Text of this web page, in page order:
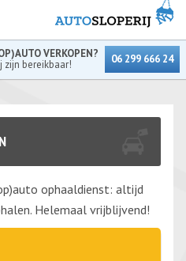
VERKOPEN?
zijn bereikbaar!
06 299 666 24
ophaaldienst: altijd
Helemaal vrijblijvend!